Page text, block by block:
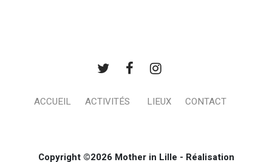
ACCUEIL ACTIVITÉS LIEUX CONTACT
Copyright ©2026 Mother in Lille - Réalisation